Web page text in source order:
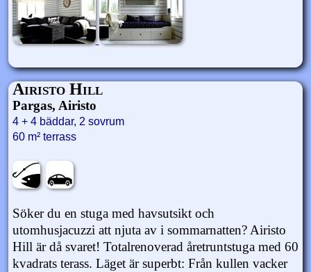
Airisto Hill
Pargas, Airisto
4 + 4 bäddar, 2 sovrum
60 m² terrass
Söker du en stuga med havsutsikt och
utomhusjacuzzi att njuta av i sommarnatten? Airisto
Hill är då svaret! Totalrenoverad åretruntstuga med 60
kvadrats terass. Läget är superbt: Från kullen vacker